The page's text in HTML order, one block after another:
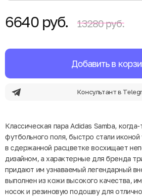
6640 руб. 13280 руб.
Добавить в
Консультант в
Классическая пара Adidas Samba,
футбольного поля, быстро стали иконой
в сдержанной расцветке восхищает
дизайном, а характерные для бренда
придают им узнаваемый легендарный
выполнен из кожи высокого качества,
носок и резиновую подошву для